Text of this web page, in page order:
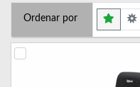
Ordenar por